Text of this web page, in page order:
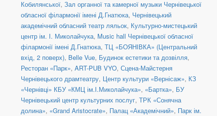
Кобилянської, Зал органної та камерної музыки Чернівецької
обласної філармонії імені Д.Гнатюка, Чернівецький
академічний обласний театр ляльок, Культурно-мистецький
центр ім. І. Миколайчука, Music hall Чернівецької обласної
філармонії імені Д.Гнатюка, ТЦ «БОЯНІВКА» (Центральний
вхід, 2 поверх), Belle Vue, Будинок естетики та дозвілля,
Ресторан «Парк», ART-PUB VYO, Сцена-Майстерня
Чернівецького драмтеатру, Центр культури «Вернісаж», КЗ
«Чернівці» КБУ «КМЦ ім.І.Миколайчука», «Бартка», БУ
Чернівецький центр культурних послуг, ТРК «Сонячна
долина», «Grand Aristocrate», Палац «Академічний», Парк ім.